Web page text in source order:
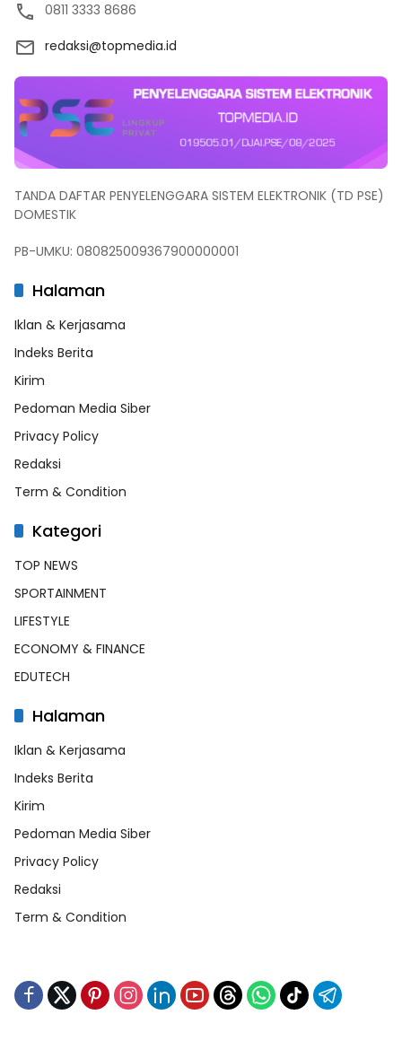
0811 3333 8686
redaksi@topmedia.id
TANDA DAFTAR PENYELENGGARA SISTEM ELEKTRONIK (TD PSE)
DOMESTIK
PB-UMKU: 080825009367900000001
Halaman
Iklan & Kerjasama
Indeks Berita
Kirim
Pedoman Media Siber
Privacy Policy
Redaksi
Term & Condition
Kategori
TOP NEWS
SPORTAINMENT
LIFESTYLE
ECONOMY & FINANCE
EDUTECH
Halaman
Iklan & Kerjasama
Indeks Berita
Kirim
Pedoman Media Siber
Privacy Policy
Redaksi
Term & Condition